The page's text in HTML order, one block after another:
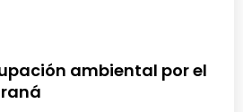
ambiental por el